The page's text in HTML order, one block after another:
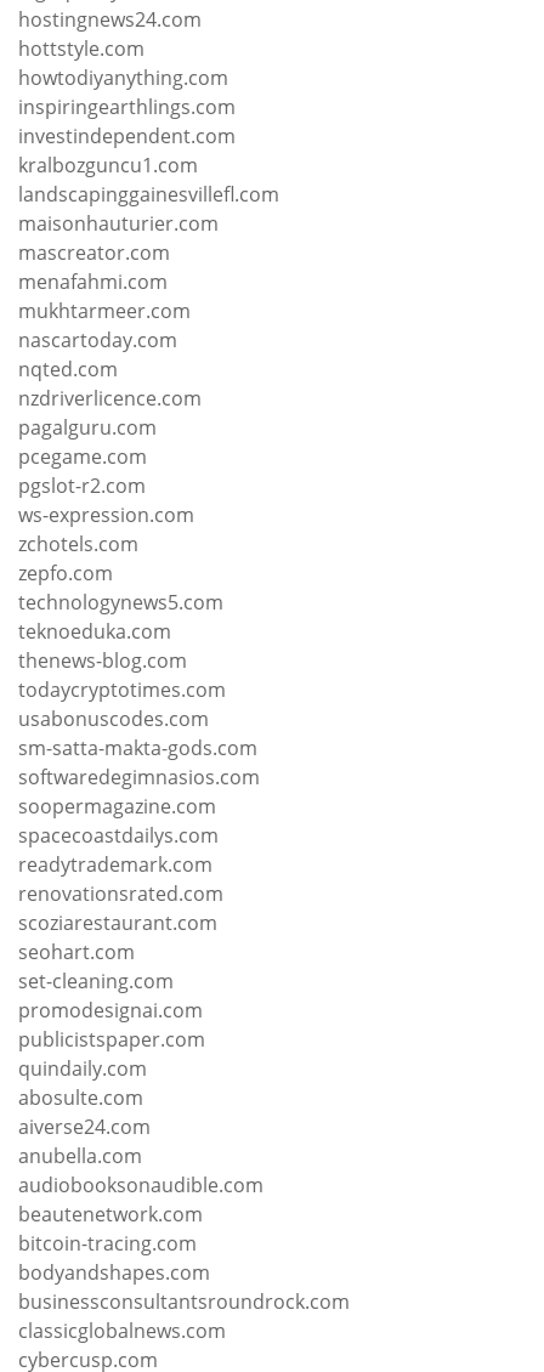
hostingnews24.com
hottstyle.com
howtodiyanything.com
inspiringearthlings.com
investindependent.com
kralbozguncu1.com
landscapinggainesvillefl.com
maisonhauturier.com
mascreator.com
menafahmi.com
mukhtarmeer.com
nascartoday.com
nqted.com
nzdriverlicence.com
pagalguru.com
pcegame.com
pgslot-r2.com
ws-expression.com
zchotels.com
zepfo.com
technologynews5.com
teknoeduka.com
thenews-blog.com
todaycryptotimes.com
usabonuscodes.com
sm-satta-makta-gods.com
softwaredegimnasios.com
soopermagazine.com
spacecoastdailys.com
readytrademark.com
renovationsrated.com
scoziarestaurant.com
seohart.com
set-cleaning.com
promodesignai.com
publicistspaper.com
quindaily.com
abosulte.com
aiverse24.com
anubella.com
audiobooksonaudible.com
beautenetwork.com
bitcoin-tracing.com
bodyandshapes.com
businessconsultantsroundrock.com
classicglobalnews.com
cybercusp.com